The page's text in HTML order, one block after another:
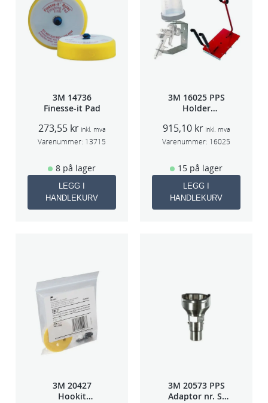
k
e
v
r
3M 14736
Finesse-it Pad
273,55 kr inkl. mva
Varenummer: 13715
8 på lager
LEGG I
HANDLEKURV
3M 16025 PPS
Holder
915,10 kr inkl. mva
Varenummer: 16025
15 på lager
LEGG I
HANDLEKURV
3M 20427
Hookit
3M 20573 PPS
Adaptor nr. S-